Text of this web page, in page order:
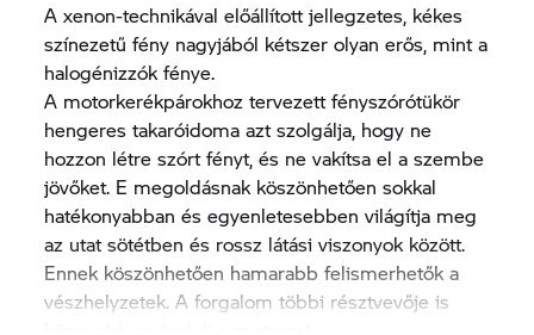
A xenon-technikával előállított jellegzetes, kékes
színezetű fény nagyjából kétszer olyan erős, mint a
halogénizzók fénye.
A motorkerékpárokhoz tervezett fényszórótükör
hengeres takaróidoma azt szolgálja, hogy ne
hozzon létre szórt fényt, és ne vakítsa el a szembe
jövőket. E megoldásnak köszönhetően sokkal
hatékonyabban és egyenletesebben világítja meg
az utat sötétben és rossz látási viszonyok között.
Ennek köszönhetően hamarabb felismerhetők a
vészhelyzetek. A forgalom többi résztvevője is